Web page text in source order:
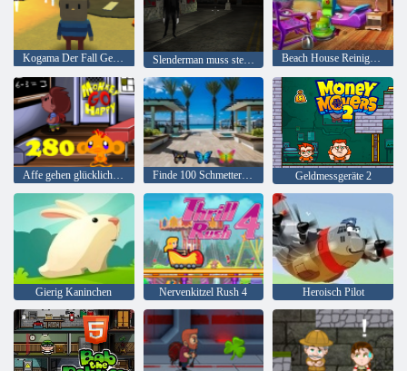
Kogama Der Fall Geisterhaus Slenderman muss sterben: Stille Straßen Beach House Reinigung
Affe gehen glücklich Stadium 280 Finde 100 Schmetterlinge Geldmessgeräte 2
Gierig Kaninchen Nervenkitzel Rush 4 Heroisch Pilot